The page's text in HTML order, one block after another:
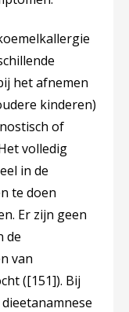
het afnemen
kinderen)
of
volledig
in de
te doen
Er zijn geen
de
van
([151]). Bij